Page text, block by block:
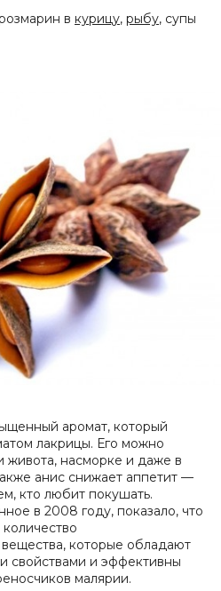
в курицу, рыбу, супы
аромат, который
лакрицы. Его можно
живота, насморке и даже в
анис снижает аппетит —
кто любит покушать.
в 2008 году, показало, что
которые обладают
свойствами и эффективны
малярии.